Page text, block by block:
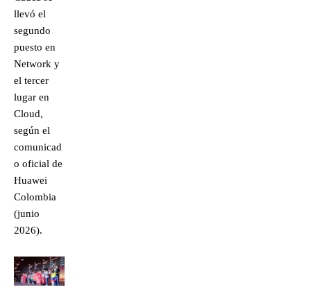
llevó el
segundo
puesto en
Network y
el tercer
lugar en
Cloud,
según el
comunicad
o oficial de
Huawei
Colombia
(junio
2026).